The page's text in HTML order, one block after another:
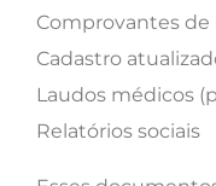
Comprovantes de
Cadastro
Laudos médicos
Relatórios sociais